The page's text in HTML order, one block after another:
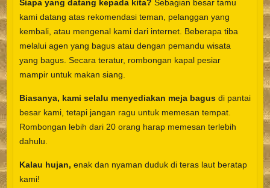
Siapa yang datang kepada kita? Sebagian besar tamu
kami datang atas rekomendasi teman, pelanggan yang
kembali, atau mengenal kami dari internet. Beberapa tiba
melalui agen yang bagus atau dengan pemandu wisata
yang bagus. Secara teratur, rombongan kapal pesiar
mampir untuk makan siang.
Biasanya, kami selalu menyediakan meja bagusdi pantai
besar kami, tetapi jangan ragu untuk memesan tempat.
Rombongan lebih dari 20 orang harap memesan terlebih
dahulu.
Kalau hujan, enak dan nyaman duduk di teras laut beratap
kami!